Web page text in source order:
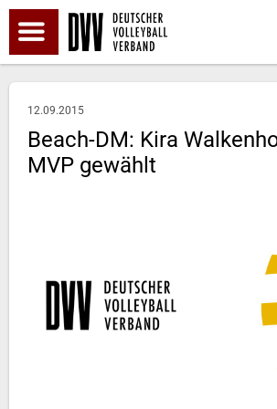
12.09.2015
Beach-DM: Kira
MVP gewählt